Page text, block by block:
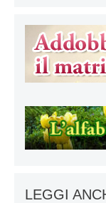
LEGGI